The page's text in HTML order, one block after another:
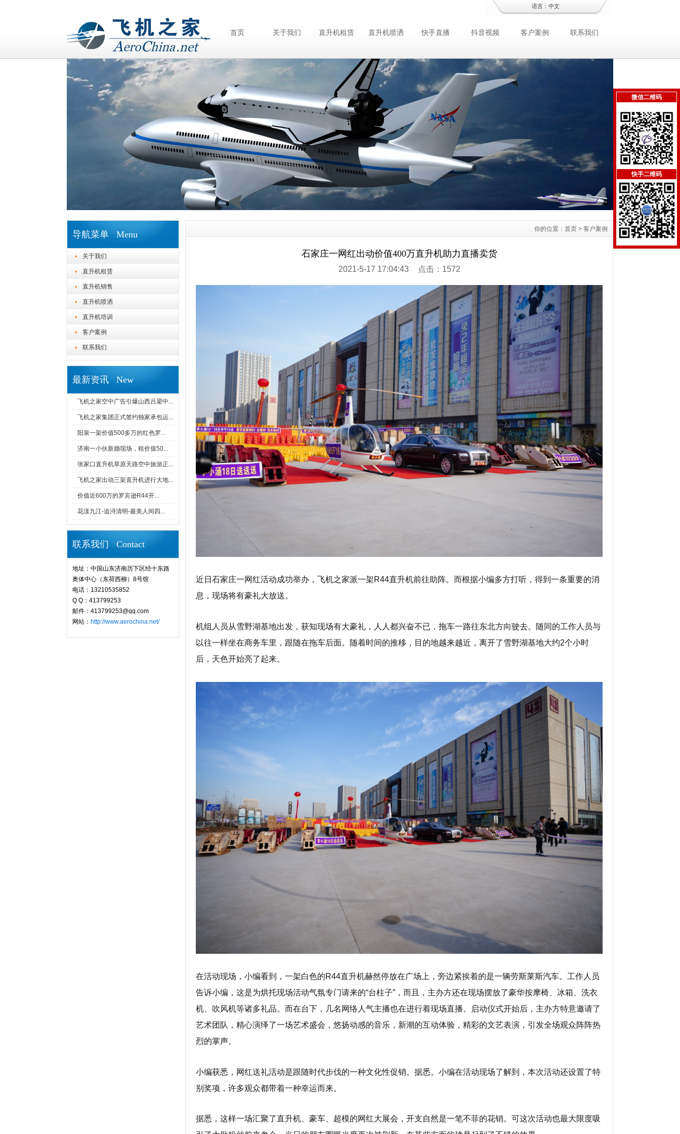
语言： 中文
首页 关于我们 直升机租赁 直升机喷洒 快手直播 抖音视频 客户案例 联系我们
导航菜单 Menu
关于我们
直升机租赁
直升机销售
直升机喷洒
直升机培训
客户案例
联系我们
最新资讯 New
飞机之家空中广告引爆山西吕梁中...
飞机之家集团正式签约独家承包运...
阳泉一架价值500多万的红色罗...
济南一小伙新婚现场，租价值50...
张家口直升机草原天路空中旅游正...
飞机之家出动三架直升机进行大地...
价值近600万的罗宾逊R44开...
花漾九江-追浔清明-最美人间四...
联系我们 Contact
地址：中国山东济南历下区经十东路
奥体中心（东荷西柳）8号馆
电话：13210535852
Q Q：413799253
邮件：413799253@qq.com
网站： http://www.aerochina.net/
你的位置： 首页 > 客户案例
石家庄一网红出动价值400万直升机助力直播卖货
2021-5-17 17:04:43 点击：1572
近日石家庄一网红活动成功举办，飞机之家派一架R44直升机前往助阵。而根据小编多方打听，得到一条重要的消
息，现场将有豪礼大放送。
机组人员从雪野湖基地出发，获知现场有大豪礼，人人都兴奋不已，拖车一路往东北方向驶去。随同的工作人员与
以往一样坐在商务车里，跟随在拖车后面。随着时间的推移，目的地越来越近，离开了雪野湖基地大约2个小时
后，天色开始亮了起来。
在活动现场，小编看到，一架白色的R44直升机赫然停放在广场上，旁边紧挨着的是一辆劳斯莱斯汽车。工作人员
告诉小编，这是为烘托现场活动气氛专门请来的“台柱子”，而且，主办方还在现场摆放了豪华按摩椅、冰箱、洗衣
机、吹风机等诸多礼品。而在台下，几名网络人气主播也在进行着现场直播。启动仪式开始后，主办方特意邀请了
艺术团队，精心演绎了一场艺术盛会，悠扬动感的音乐，新潮的互动体验，精彩的文艺表演，引发全场观众阵阵热
烈的掌声。
小编获悉，网红送礼活动是跟随时代步伐的一种文化性促销。据悉。小编在活动现场了解到，本次活动还设置了特
别奖项，许多观众都带着一种幸运而来。
据悉，这样一场汇聚了直升机、豪车、超模的网红大展会，开支自然是一笔不菲的花销。可这次活动也最大限度吸
微信二维码
快手二维码